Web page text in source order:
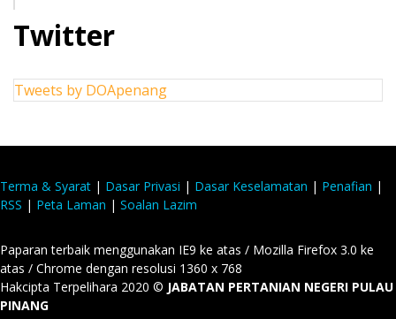
Twitter
Tweets by DOApenang
Terma & Syarat | Dasar Privasi | Dasar Keselamatan | Penafian |
RSS | Peta Laman | Soalan Lazim
Paparan terbaik menggunakan IE9 ke atas / Mozilla Firefox 3.0 ke
atas / Chrome dengan resolusi 1360 x 768
Hakcipta Terpelihara 2020 © JABATAN PERTANIAN NEGERI PULAU
PINANG